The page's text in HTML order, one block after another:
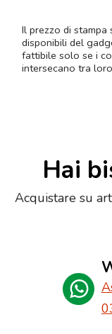
Il prezzo di stampa
disponibili del
fattibile solo se i
intersecano tra
Hai
Acquistare su